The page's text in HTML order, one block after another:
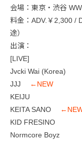
会場：東京・渋谷
料金：ADV.￥2,300 /
途）
出演：
[LIVE]
Jvcki Wai (Korea)
JJJ
←NEW
KEIJU
KEITA SANO
KID FRESINO
Normcore Boyz